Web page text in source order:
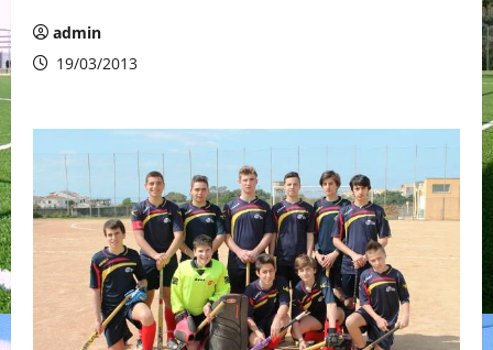
admin
19/03/2013